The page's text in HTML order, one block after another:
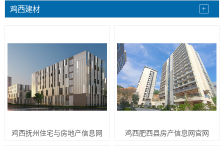
鸡西建材
鸡西抚州住宅与房地产信息网 鸡西肥西县房产信息网官网